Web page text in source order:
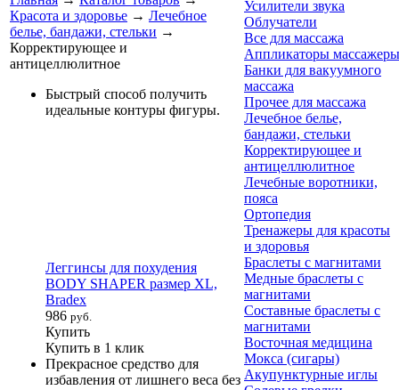
Красота и здоровье → Лечебное
белье, бандажи, стельки →
Корректирующее и
антицеллюлитное
Быстрый способ получить
идеальные контуры фигуры.
Леггинсы для похудения
BODY SHAPER размер XL,
Bradex
986 руб.
Купить
Купить в 1 клик
Прекрасное средство для
избавления от лишнего веса без
Усилители звука
Облучатели
Все для массажа
Аппликаторы массажеры
Банки для вакуумного
массажа
Прочее для массажа
Лечебное белье,
бандажи, стельки
Корректирующее и
антицеллюлитное
Лечебные воротники,
пояса
Ортопедия
Тренажеры для красоты
и здоровья
Браслеты с магнитами
Медные браслеты с
магнитами
Составные браслеты с
магнитами
Восточная медицина
Мокса (сигары)
Акупунктурные иглы